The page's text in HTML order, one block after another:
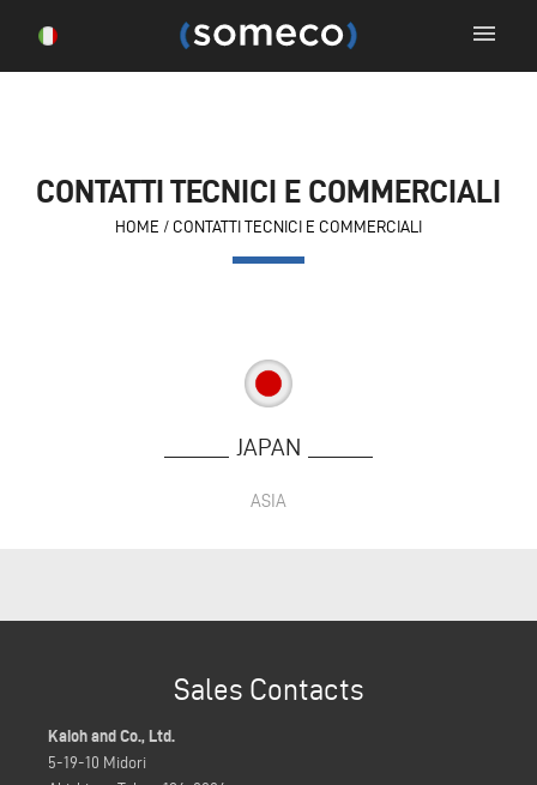
menu
CONTATTI TECNICI E COMMERCIALI
HOME / CONTATTI TECNICI E COMMERCIALI
JAPAN
ASIA
Sales Contacts
Kaioh and Co., Ltd.
5-19-10 Midori